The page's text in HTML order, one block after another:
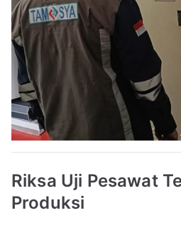
Riksa Uji Pesawat
Produksi